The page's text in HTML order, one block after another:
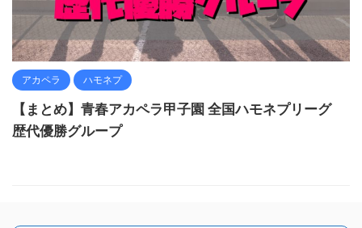
アカペラ ハモネプ
【まとめ】青春アカペラ甲子園 全国ハモネプリーグ
歴代優勝グループ